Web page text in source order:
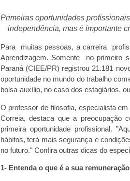
Primeiras oportunidades
independência, mas é importante
Para muitas pessoas, a carreira
Aprendizagem. Somente no primeiro
Paraná (CIEE/PR) registrou 21.181
oportunidade no mundo do trabalho
bolsa-auxílio, no caso dos estagiários,
O professor de filosofia, especialista
Correia, destaca que a preocupação
primeira oportunidade profissional.
hábitos, terá mais segurança e
no futuro." Confira outras dicas do
1- Entenda o que é a sua remuneração